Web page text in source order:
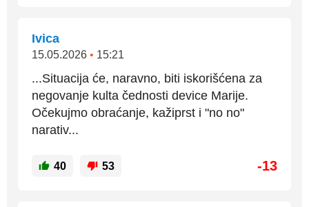
Ivica
15.05.2026 • 15:21
...Situacija će, naravno, biti iskorišćena za
negovanje kulta čednosti device Marije.
Očekujmo obraćanje, kažiprst i "no no"
narativ...
40 53 -13